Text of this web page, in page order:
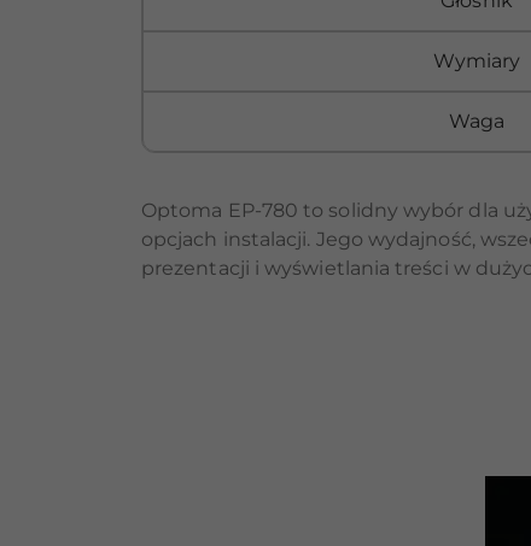
Wymiary
Waga
Optoma EP-780 to solidny wybór dla
opcjach instalacji. Jego wydajność,
prezentacji i wyświetlania treści w